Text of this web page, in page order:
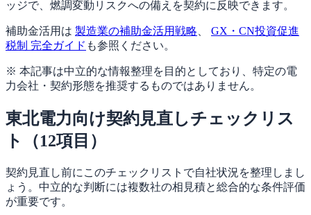
ッジで、燃調変動リスクへの備えを契約に反映できます。
補助金活用は 製造業の補助金活用戦略
GX・CN投資促進
税制 完全ガイド も参照ください。
※ 本記事は中立的な情報整理を目的としており、特定の電
力会社・契約形態を推奨するものではありません。
東北電力向け契約見直しチェックリス
ト（12項目）
契約見直し前にこのチェックリストで自社状況を整理しまし
ょう。中立的な判断には複数社の相見積と総合的な条件評価
が重要です。